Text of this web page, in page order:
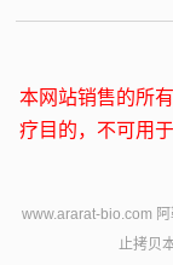
本网站销售的所
疗目的，不可用
www.ararat-bio.com
止拷贝